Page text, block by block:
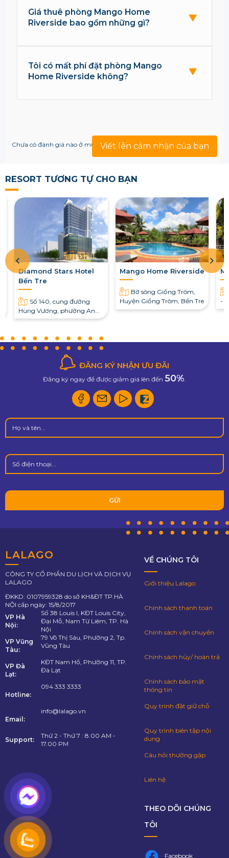
Giá thuê phòng Mango Home
Riverside bao gồm những gì?
Tôi có mất phí đặt phòng Mango
Home Riverside không?
Viết lên cảm nhận của bạn
Chưa có đánh giá nào ở mục này!
RESORT TƯƠNG TỰ CHO BẠN
Diamond Stars Hotel
Bến Tre
Số 140, cung đường
Hùng Vương, phường An
Hội, thành phố Bến Tre
Mango Home Riverside
Bờ sông Giồng Trôm,
Huyện Giồng Trôm, Bến Tre
-
Tre
ĐĂNG KÝ NHẬN ƯU ĐÃI
Đăng ký ngay để được giảm giá lên đến 50%.
LALAGO
CÔNG TY CỔ PHẦN DU LỊCH VÀ DỊCH VỤ
LALAGO
ĐKKD: 0107959328 do sở KH&ĐT TP.HÀ
NỘI cấp ngày: 15/8/2017
VP Hà
Nội:
Số 38 Louis I, KĐT Louis City,
Đại Mỗ, Nam Từ Liêm, TP. Hà
Nội
VP Vũng
Tàu:
79 Võ Thị Sáu, Phường 2, Tp.
Vũng Tàu
VP Đà
Lạt:
KĐT Nam Hồ, Phường 11, TP.
Đà Lạt
Hotline:
094 333 3333
Email:
info@lalago.vn
Support:
Thứ 2 - Thứ 7 : 8.00 AM -
17.00 PM
VỀ CHÚNG TÔI
Giới thiệu Lalago
Chính sách thanh toán
Chính sách vận chuyển
Chính sách hủy/ hoàn trả
Chính sách bảo mật
thông tin
Quy trình đặt giữ chỗ
Quy trình biên tập nội
dung
Câu hỏi thường gặp
Liên hệ
THEO DÕI CHÚNG
TÔI
Facebook